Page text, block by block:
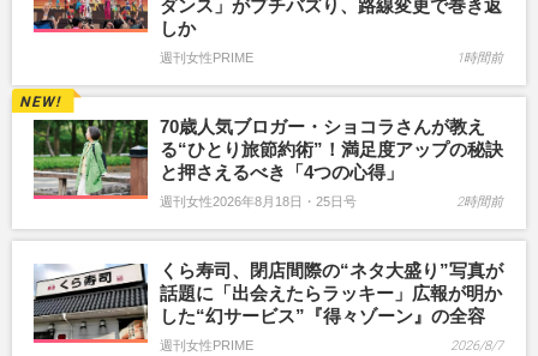
ダンス」がプチバズり、路線変更で巻き返
しか
週刊女性PRIME 1時間前
70歳人気ブロガー・ショコラさんが教え
る“ひとり旅節約術”！満足度アップの秘訣
と押さえるべき「4つの心得」
週刊女性2026年8月18日・25日号 2時間前
くら寿司、閉店間際の“ネタ大盛り”写真が
話題に「出会えたらラッキー」広報が明か
した“幻サービス”『得々ゾーン』の全容
週刊女性PRIME 2026/8/7